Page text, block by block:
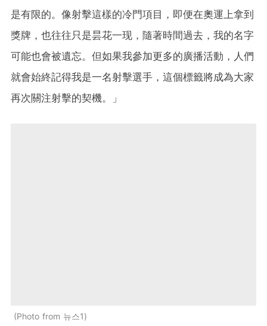
是有限的。像射擊這樣的冷門項目，即便在奧運上拿到
獎牌，也往往只是昙花一现，隨著時間過去，我的名字
可能也會被遺忘。但如果我參加更多的廣播活動，人們
就會始終記得我是一名射擊選手，這個標籤將成為大家
再次關注射擊的契機。」
Photo from 뉴스1